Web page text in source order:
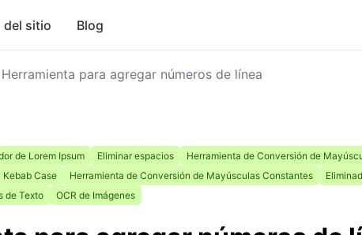
del sitio Blog
Herramienta para agregar números de línea
de Lorem Ipsum Eliminar espacios
Herramienta de Conversión de
Kebab Case
Herramienta de Conversión de Mayúsculas Constantes
de Texto
OCR de Imágenes